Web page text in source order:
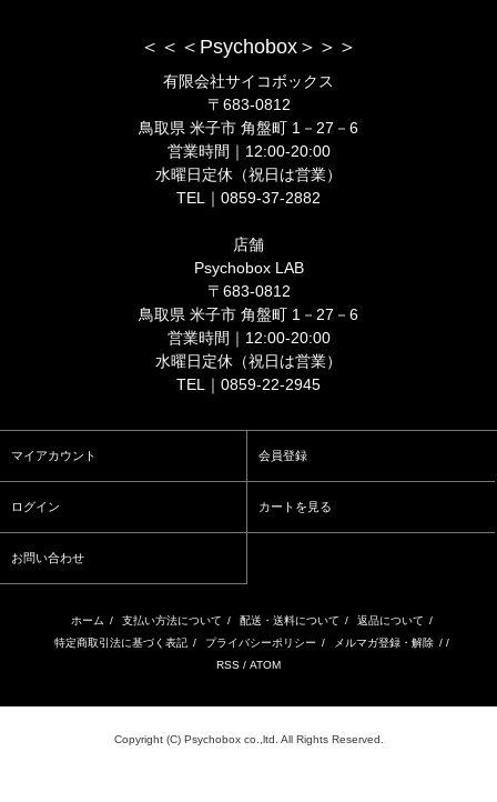
＜＜＜Psychobox＞＞＞
有限会社サイコボックス
〒683-0812
鳥取県 米子市 角盤町 1－27－6
営業時間｜12:00-20:00
水曜日定休（祝日は営業）
TEL｜0859-37-2882
店舗
Psychobox LAB
〒683-0812
鳥取県 米子市 角盤町 1－27－6
営業時間｜12:00-20:00
水曜日定休（祝日は営業）
TEL｜0859-22-2945
マイアカウント 会員登録
ログイン カートを見る
お問い合わせ
ホーム / 支払い方法について / 配送・送料について / 返品について /
特定商取引法に基づく表記 / プライバシーポリシー / メルマガ登録・解除 / /
RSS / ATOM
Copyright (C) Psychobox co.,ltd. All Rights Reserved.